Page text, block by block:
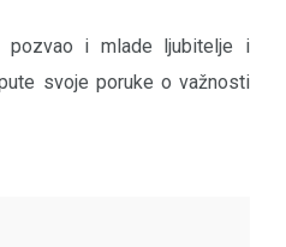
pozvao i mlade ljubitelje i
svoje poruke o važnosti